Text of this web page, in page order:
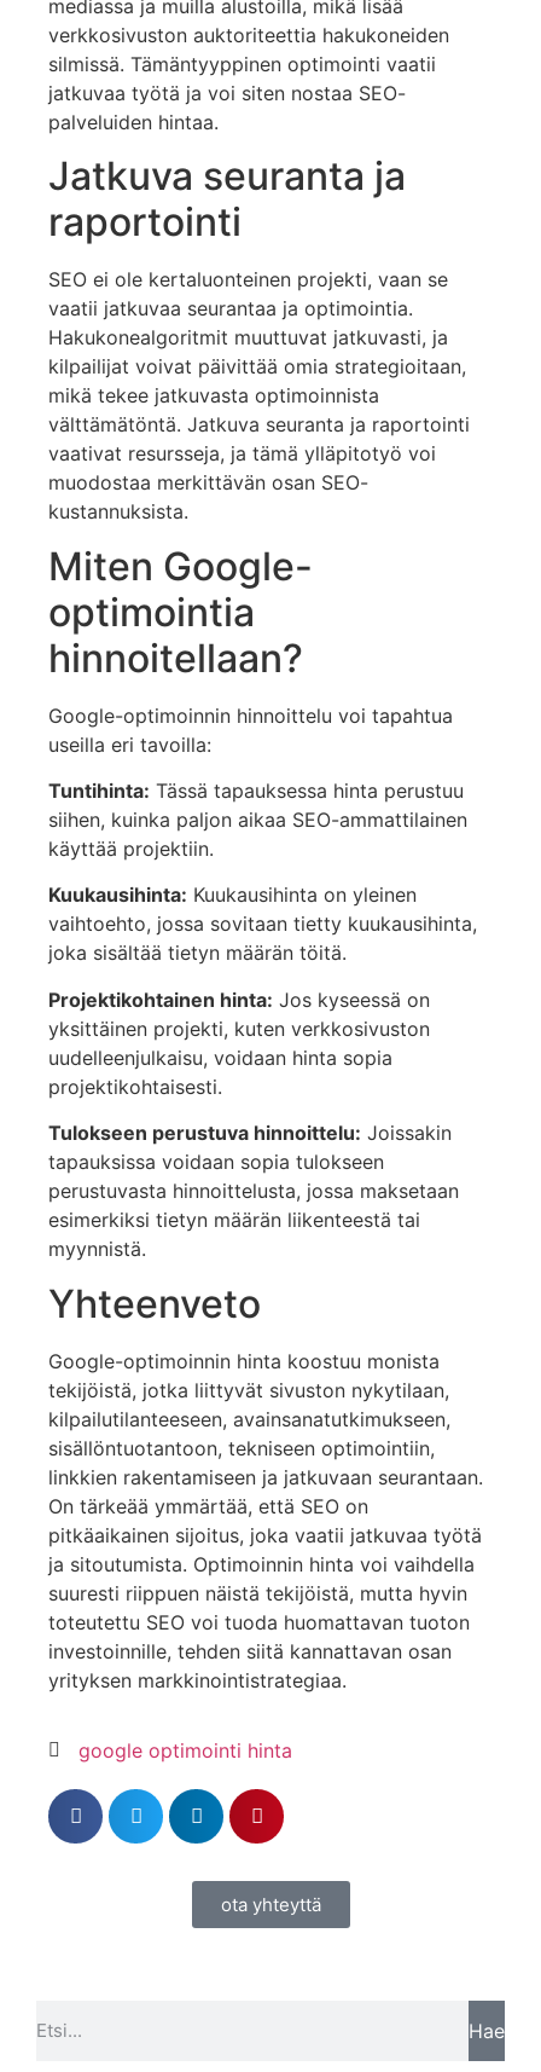
mediassa ja muilla alustoilla, mikä lisää
verkkosivuston auktoriteettia hakukoneiden
silmissä. Tämäntyyppinen optimointi vaatii
jatkuvaa työtä ja voi siten nostaa SEO-
palveluiden hintaa.
Jatkuva seuranta ja
raportointi
SEO ei ole kertaluonteinen projekti, vaan se
vaatii jatkuvaa seurantaa ja optimointia.
Hakukonealgoritmit muuttuvat jatkuvasti, ja
kilpailijat voivat päivittää omia strategioitaan,
mikä tekee jatkuvasta optimoinnista
välttämätöntä. Jatkuva seuranta ja raportointi
vaativat resursseja, ja tämä ylläpitotyö voi
muodostaa merkittävän osan SEO-
kustannuksista.
Miten Google-
optimointia
hinnoitellaan?
Google-optimoinnin hinnoittelu voi tapahtua
useilla eri tavoilla:
Tuntihinta: Tässä tapauksessa hinta perustuu
siihen, kuinka paljon aikaa SEO-ammattilainen
käyttää projektiin.
Kuukausihinta: Kuukausihinta on yleinen
vaihtoehto, jossa sovitaan tietty kuukausihinta,
joka sisältää tietyn määrän töitä.
Projektikohtainen hinta: Jos kyseessä on
yksittäinen projekti, kuten verkkosivuston
uudelleenjulkaisu, voidaan hinta sopia
projektikohtaisesti.
Tulokseen perustuva hinnoittelu: Joissakin
tapauksissa voidaan sopia tulokseen
perustuvasta hinnoittelusta, jossa maksetaan
esimerkiksi tietyn määrän liikenteestä tai
myynnistä.
Yhteenveto
Google-optimoinnin hinta koostuu monista
tekijöistä, jotka liittyvät sivuston nykytilaan,
kilpailutilanteeseen, avainsanatutkimukseen,
sisällöntuotantoon, tekniseen optimointiin,
linkkien rakentamiseen ja jatkuvaan seurantaan.
On tärkeää ymmärtää, että SEO on
pitkäaikainen sijoitus, joka vaatii jatkuvaa työtä
ja sitoutumista. Optimoinnin hinta voi vaihdella
suuresti riippuen näistä tekijöistä, mutta hyvin
toteutettu SEO voi tuoda huomattavan tuoton
investoinnille, tehden siitä kannattavan osan
yrityksen markkinointistrategiaa.
google optimointi hinta
ota yhteyttä
Hae